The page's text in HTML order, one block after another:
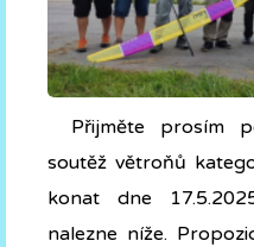
Přijměte prosím
soutěž větroňů
konat dne
nalezne níže.